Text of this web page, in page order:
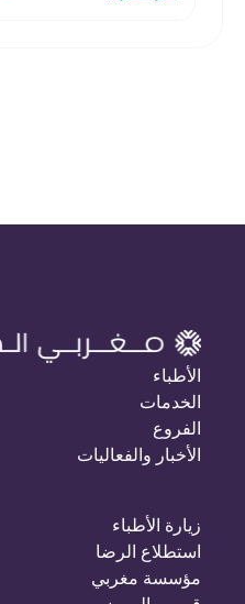
الأطباء
الخدمات
الفروع
الأخبار والفعاليات
زيارة الأطباء
استطلاع الرضا
مؤسسة مغربي